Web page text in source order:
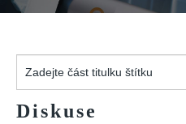
štítku
Diskuse